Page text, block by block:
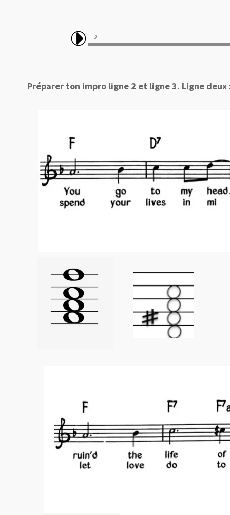
D 
Préparer ton impro ligne 2 et ligne 3. Ligne